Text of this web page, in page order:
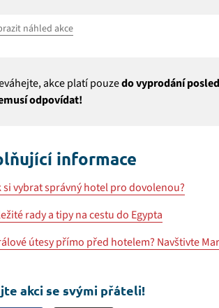
náhled akce
akce platí pouzedo vyprodání
odpovídat!
informace
si vybrat správný hotel pro dovolenou?
rady a tipy na cestu do Egypta
útesy přímo před hotelem? Navštivte
akci se svými přáteli!